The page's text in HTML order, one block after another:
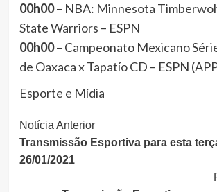
00h00– NBA: Minnesota
State Warriors – ESPN
00h00– Campeonato Mexicano
de Oaxaca x Tapatío CD – ESPN
Esporte e Mídia
Continue
Lendo
Notícia Anterior
Transmissão Esportiva para esta
26/01/2021